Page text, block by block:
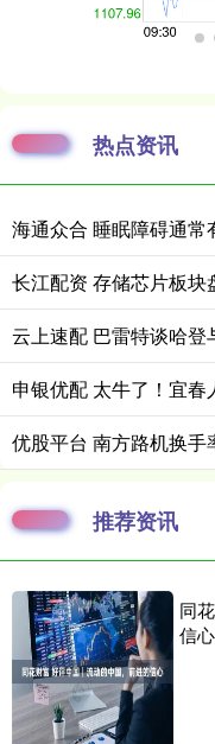
热点资讯
推荐资讯
同
信心